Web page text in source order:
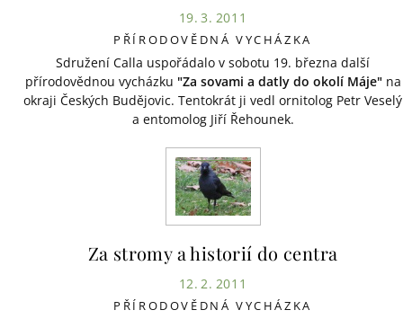
19. 3. 2011
PŘÍRODOVĚDNÁ VYCHÁZKA
Sdružení Calla uspořádalo v sobotu 19. března další
přírodovědnou vycházku "Za sovami a datly do okolí Máje"na
okraji Českých Budějovic. Tentokrát ji vedl ornitolog Petr Veselý
a entomolog Jiří Řehounek.
Za stromy a historií do centra
12. 2. 2011
PŘÍRODOVĚDNÁ VYCHÁZKA